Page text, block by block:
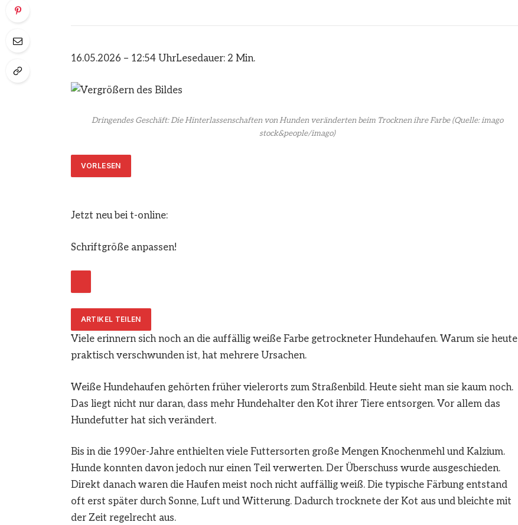
16.05.2026 – 12:54 UhrLesedauer: 2 Min.
Dringendes Geschäft: Die Hinterlassenschaften von Hunden veränderten beim Trocknen ihre Farbe(Quelle: imago
stock&people/imago)
VORLESEN
Jetzt neu bei t-online:
Schriftgröße anpassen!
ARTIKEL TEILEN
Viele erinnern sich noch an die auffällig weiße Farbe getrockneter Hundehaufen. Warum sie heute
praktisch verschwunden ist, hat mehrere Ursachen.
Weiße Hundehaufen gehörten früher vielerorts zum Straßenbild. Heute sieht man sie kaum noch.
Das liegt nicht nur daran, dass mehr Hundehalter den Kot ihrer Tiere entsorgen. Vor allem das
Hundefutter hat sich verändert.
Bis in die 1990er-Jahre enthielten viele Futtersorten große Mengen Knochenmehl und Kalzium.
Hunde konnten davon jedoch nur einen Teil verwerten. Der Überschuss wurde ausgeschieden.
Direkt danach waren die Haufen meist noch nicht auffällig weiß. Die typische Färbung entstand
oft erst später durch Sonne, Luft und Witterung. Dadurch trocknete der Kot aus und bleichte mit
der Zeit regelrecht aus.